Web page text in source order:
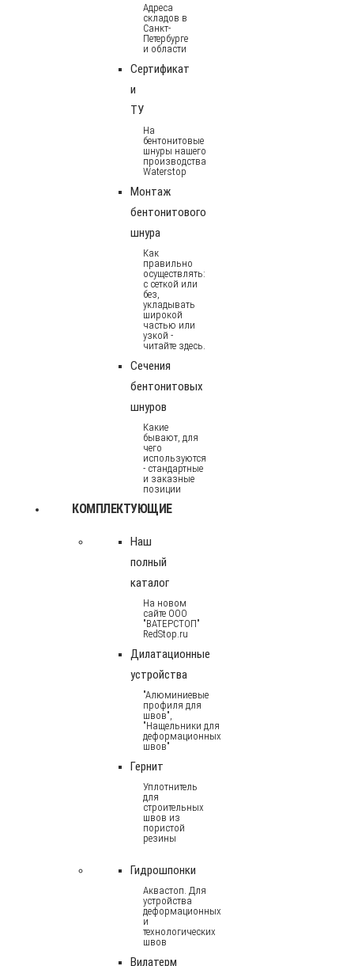
Адреса
складов в
Санкт-
Петербурге
и области
Сертификат
и
ТУ
На
бентонитовые
шнуры нашего
производства
Waterstop
Монтаж
бентонитового
шнура
Как
правильно
осуществлять:
с сеткой или
без,
укладывать
широкой
частью или
узкой -
читайте здесь.
Сечения
бентонитовых
шнуров
Какие
бывают, для
чего
используются
- стандартные
и заказные
позиции
КОМПЛЕКТУЮЩИЕ
Наш
полный
каталог
На новом
сайте ООО
"ВАТЕРСТОП"
RedStop.ru
Дилатационные
устройства
"Алюминиевые
профиля для
швов",
"Нащельники для
деформационных
швов"
Гернит
Уплотнитель
для
строительных
швов из
пористой
резины
Гидрошпонки
Аквастоп. Для
устройства
деформационных
и
технологических
швов
Вилатерм